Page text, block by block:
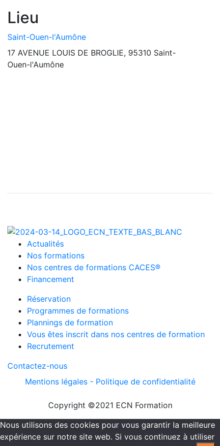
Lieu
Saint-Ouen-l'Aumône
17 AVENUE LOUIS DE BROGLIE, 95310 Saint-
Ouen-l'Aumône
Actualités
Nos formations
Nos centres de formations CACES®
Financement
Réservation
Programmes de formations
Plannings de formation
Vous êtes inscrit dans nos centres de formation
Recrutement
Contactez-nous
Mentions légales - Politique de confidentialité
Copyright ©2021 ECN Formation
Nous utilisons des cookies pour vous garantir la meilleure
expérience sur notre site web. Si vous continuez à utiliser